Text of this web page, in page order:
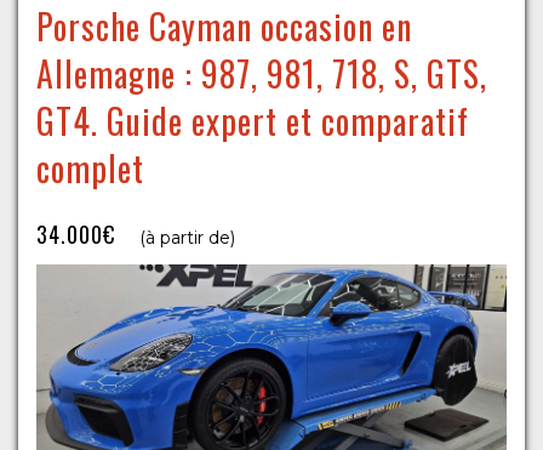
Porsche Cayman occasion en
Allemagne : 987, 981, 718, S, GTS,
GT4. Guide expert et comparatif
complet
34.000€ (à partir de)